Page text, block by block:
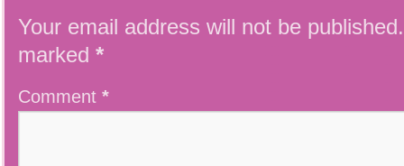
Your email address will not be published.
marked *
Comment *